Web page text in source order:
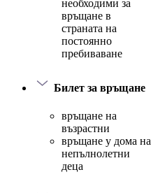
необходими за
връщане в
страната на
постоянно
пребиваване
Билет за връщане
връщане на
възрастни
връщане у дома на
непълнолетни
деца